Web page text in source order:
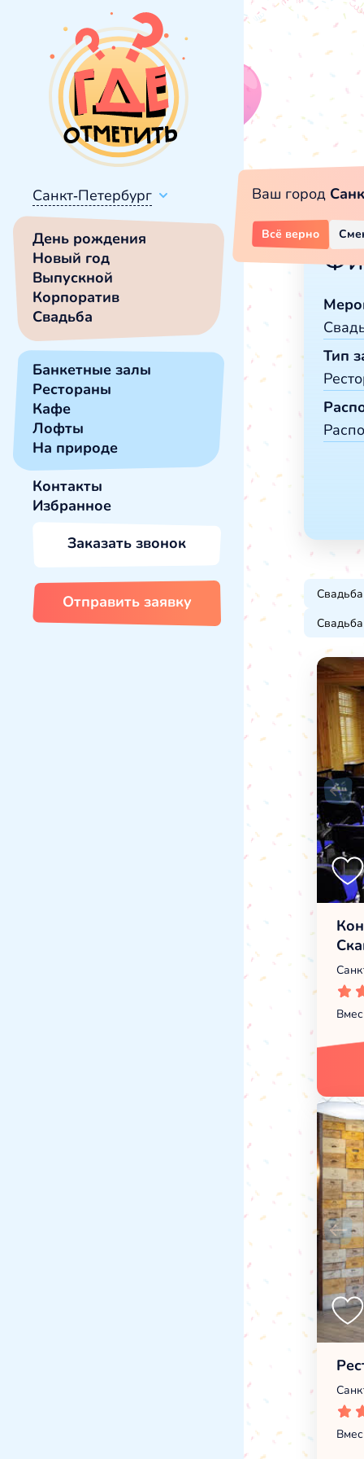
Санкт-Петербург
День рождения
Новый год
Выпускной
Корпоратив
Свадьба
Банкетные залы
Рестораны
Кафе
Лофты
На природе
Контакты
Избранное
Заказать звонок
Отправить заявку
Тип
В
В
Ваш город
Всё верно